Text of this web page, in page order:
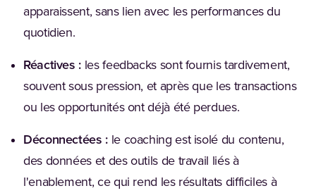
apparaissent, sans lien avec les performances du
quotidien.
Réactives : les feedbacks sont fournis tardivement,
souvent sous pression, et après que les transactions
ou les opportunités ont déjà été perdues.
Déconnectées :le coaching est isolé du contenu,
des données et des outils de travail liés à
l'enablement, ce qui rend les résultats difficiles à